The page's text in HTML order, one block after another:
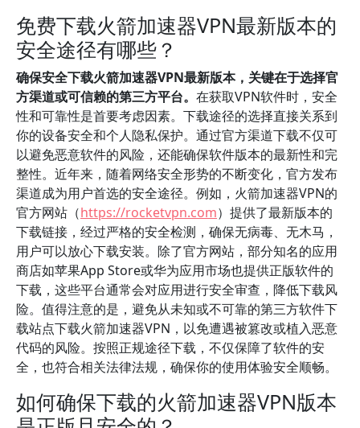
免费下载火箭加速器VPN最新版本的
安全途径有哪些？
确保安全下载火箭加速器VPN最新版本，关键在于选择官
方渠道或可信赖的第三方平台。 在获取VPN软件时，安全
性和可靠性是首要考虑因素。下载途径的选择直接关系到
你的设备安全和个人隐私保护。通过官方渠道下载不仅可
以避免恶意软件的风险，还能确保软件版本的最新性和完
整性。近年来，随着网络安全形势的不断变化，官方发布
渠道成为用户首选的安全途径。例如，火箭加速器VPN的
官方网站（https://rocketvpn.com）提供了最新版本的
下载链接，经过严格的安全检测，确保无病毒、无木马，
用户可以放心下载安装。除了官方网站，部分知名的应用
商店如苹果App Store或华为应用市场也提供正版软件的
下载，这些平台通常会对应用进行安全审查，降低下载风
险。值得注意的是，避免从未知或不可靠的第三方软件下
载站点下载火箭加速器VPN，以免遭遇被篡改或植入恶意
代码的风险。按照正规途径下载，不仅保障了软件的安
全，也符合相关法律法规，确保你的使用体验安全顺畅。
如何确保下载的火箭加速器VPN版本